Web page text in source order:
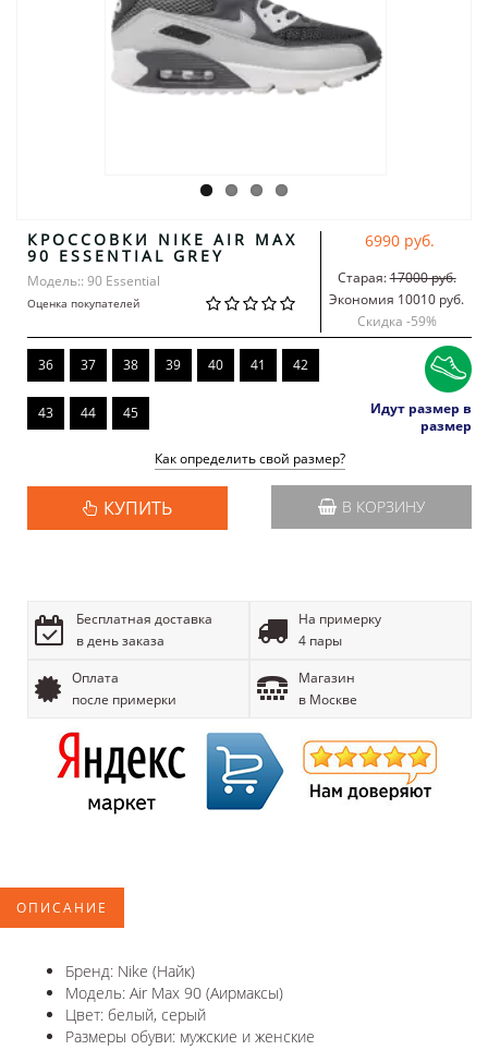
КРОССОВКИ NIKE AIR MAX
90 ESSENTIAL GREY
Модель:: 90 Essential
Оценка покупателей
6990 руб.
Старая:17000 руб.
Экономия 10010 руб.
Скидка -59%
36 37 38 39 40 41 42
43 44 45
Идут размер в
размер
Как определить свой размер?
КУПИТЬ В КОРЗИНУ
Бесплатная доставка
в день заказа
На примерку
4 пары
Оплата
после примерки
Магазин
в Москве
ОПИСАНИЕ
Бренд: Nike (Найк)
Модель: Air Max 90 (Аирмаксы)
Цвет: белый, серый
Размеры обуви: мужские и женские